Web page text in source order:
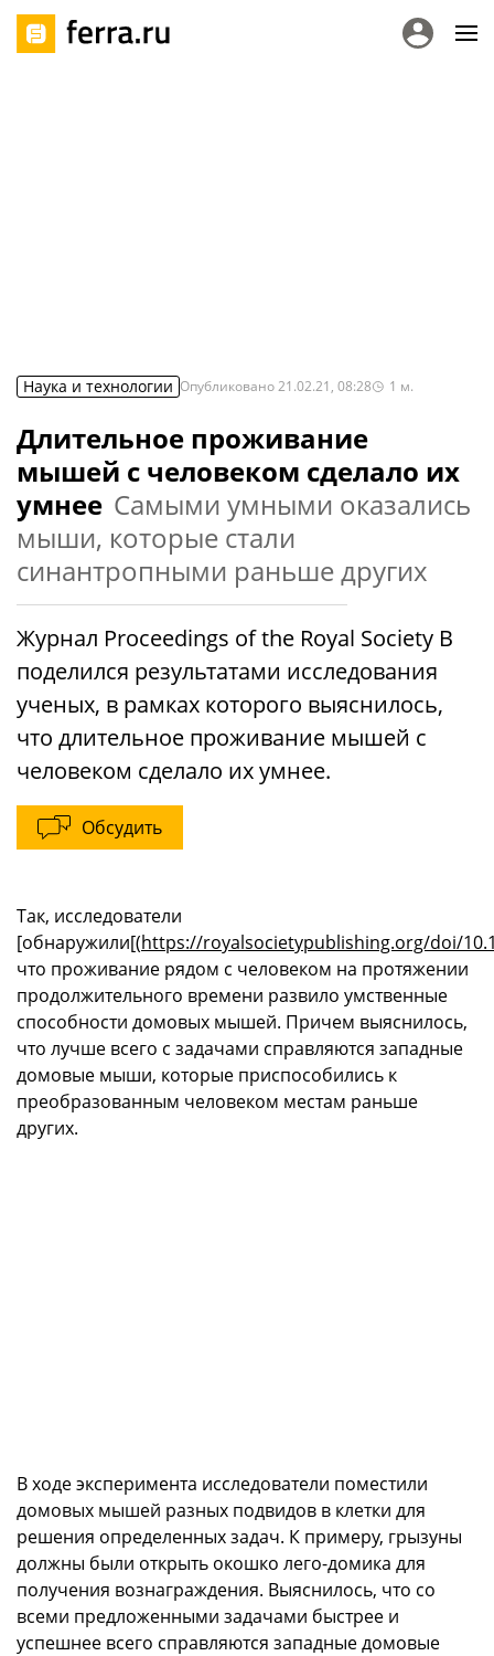
Наука и технологии Опубликовано21.02.21, 08:28 1 м.
Длительное проживание
мышей с человеком сделало их
умнее Самыми умными оказались
мыши, которые стали
синантропными раньше других
Журнал Proceedings of the Royal Society B
поделился результатами исследования
ученых, в рамках которого выяснилось,
что длительное проживание мышей с
человеком сделало их умнее.
Обсудить
Так, исследователи
[обнаружили[(https://royalsocietypublishing.org/doi/
что проживание рядом с человеком на протяжении
продолжительного времени развило умственные
способности домовых мышей. Причем выяснилось,
что лучше всего с задачами справляются западные
домовые мыши, которые приспособились к
преобразованным человеком местам раньше
других.
В ходе эксперимента исследователи поместили
домовых мышей разных подвидов в клетки для
решения определенных задач. К примеру, грызуны
должны были открыть окошко лего-домика для
получения вознаграждения. Выяснилось, что со
всеми предложенными задачами быстрее и
успешнее всего справляются западные домовые